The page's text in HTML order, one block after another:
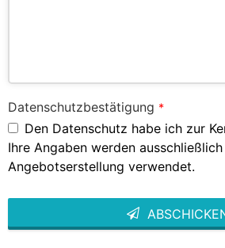
Datenschutzbestätigung *
Den Datenschutz habe ich zur
Ihre Angaben werden
Angebotserstellung verwendet.